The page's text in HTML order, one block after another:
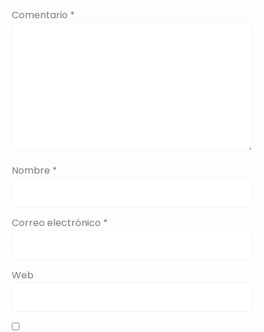
Comentario *
Nombre *
Correo electrónico *
Web